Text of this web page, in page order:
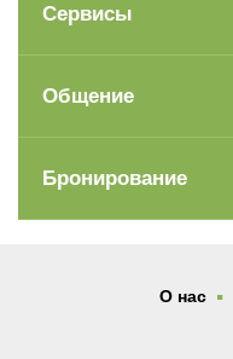
Сервисы
Общение
Бронирование
О нас .